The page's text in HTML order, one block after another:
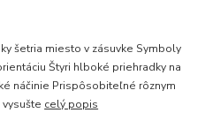
šetria miesto v zásuvke Symboly
Štyri hlboké priehradky na
náčinie Prispôsobiteľné rôznym
celý popis